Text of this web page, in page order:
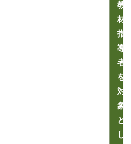
教
材
指
導
者
を
対
象
と
し